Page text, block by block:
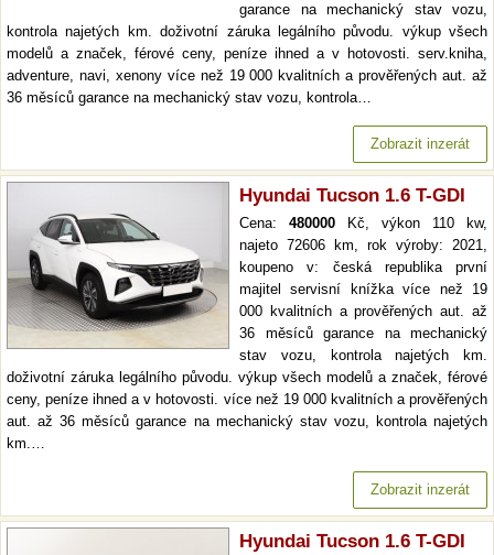
garance na mechanický stav vozu,
kontrola najetých km. doživotní záruka legálního původu. výkup všech
modelů a značek, férové ceny, peníze ihned a v hotovosti. serv.kniha,
adventure, navi, xenony více než 19 000 kvalitních a prověřených aut. až
36 měsíců garance na mechanický stav vozu, kontrola…
Zobrazit inzerát
Hyundai Tucson 1.6 T-GDI
Cena: 480000 Kč, výkon 110 kw,
najeto 72606 km, rok výroby: 2021,
koupeno v: česká republika první
majitel servisní knížka více než 19
000 kvalitních a prověřených aut. až
36 měsíců garance na mechanický
stav vozu, kontrola najetých km.
doživotní záruka legálního původu. výkup všech modelů a značek, férové
ceny, peníze ihned a v hotovosti. více než 19 000 kvalitních a prověřených
aut. až 36 měsíců garance na mechanický stav vozu, kontrola najetých
km.…
Zobrazit inzerát
Hyundai Tucson 1.6 T-GDI